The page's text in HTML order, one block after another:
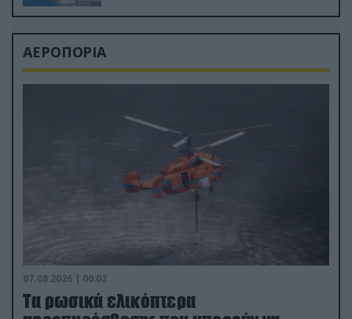
ΑΕΡΟΠΟΡΙΑ
07.08.2026 | 00:02
Τα ρωσικά ελικόπτερα